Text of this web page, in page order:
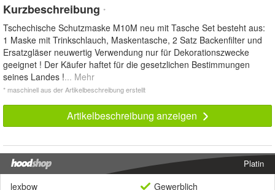
Kurzbeschreibung *
Tschechische Schutzmaske M10M neu mit Tasche Set besteht aus:
1 Maske mit Trinkschlauch, Maskentasche, 2 Satz Backenfilter und
Ersatzgläser neuwertig Verwendung nur für Dekorationszwecke
geeignet ! Der Käufer haftet für die gesetzlichen Bestimmungen
seines Landes !... Mehr
* maschinell aus der Artikelbeschreibung erstellt
Artikelbeschreibung anzeigen
Platin
lexbow Gewerblich